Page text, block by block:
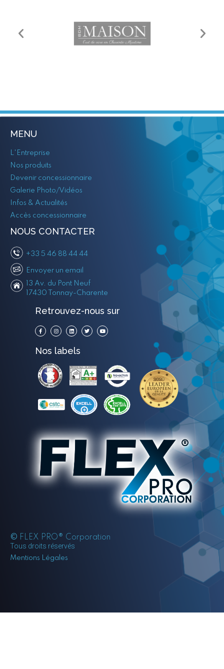
MENU
L'Entreprise
Nos produits
Devenir concessionnaire
Galerie Photo/Vidéos
Infos & Actualités
Accès concessionnaire
NOUS CONTACTER
+33 5 46 88 44 44
Envoyer un email
13 Av. du Pont Neuf
17430 Tonnay-Charente
Retrouvez-nous sur
Nos labels
© FLEX PRO® Corporation
Tous droits réservés
Mentions Légales